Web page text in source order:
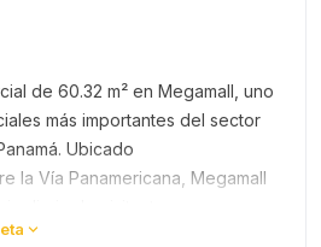
de 60.32 m² en Megamall, uno
más importantes del sector
Ubicado
la Vía Panamericana, Megamall
ideal…